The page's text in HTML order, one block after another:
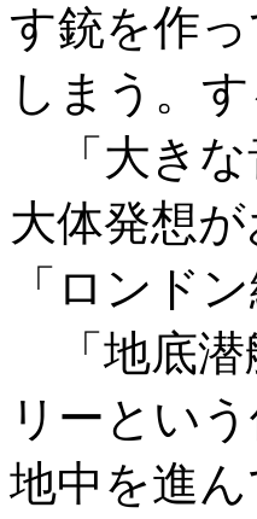
す銃を作
しまう。
「大きな
大体発想
「ロンド
「地底潜
リーとい
地中を進